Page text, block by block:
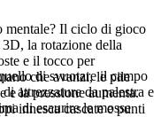
mentale? Il ciclo di gioco
la rotazione della
e il tocco per
che avanzi, le pile
e la pressione aumenta.
innesca cascate e punti
di svuotare il campo
attrezzature da palestra e
di esaurire le mosse